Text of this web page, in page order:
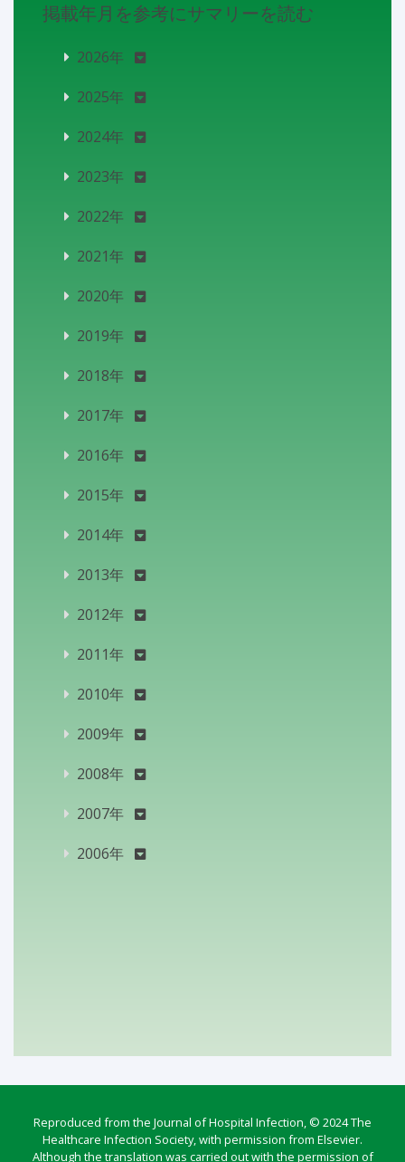
掲載年月を参考にサマリーを読む
2026年
2025年
2024年
2023年
2022年
2021年
2020年
2019年
2018年
2017年
2016年
2015年
2014年
2013年
2012年
2011年
2010年
2009年
2008年
2007年
2006年
Reproduced from the Journal of Hospital Infection, © 2024 The
Healthcare Infection Society, with permission from Elsevier.
Although the translation was carried out with the permission of